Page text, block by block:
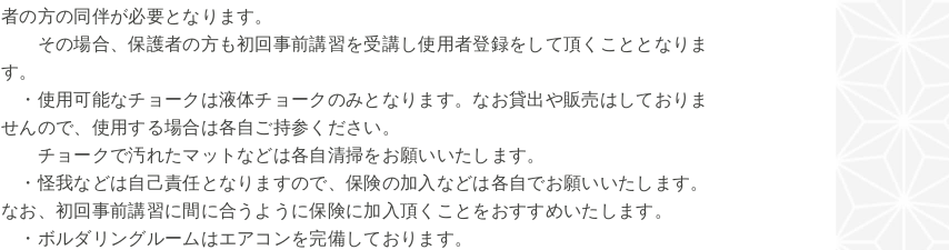
者の方の同伴が必要となります。
その場合、保護者の方も初回事前講習を受講し使用者登録をして頂くこととなりま
す。
・使用可能なチョークは液体チョークのみとなります。なお貸出や販売はしておりま
せんので、使用する場合は各自ご持参ください。
チョークで汚れたマットなどは各自清掃をお願いいたします。
・怪我などは自己責任となりますので、保険の加入などは各自でお願いいたします。
なお、初回事前講習に間に合うように保険に加入頂くことをおすすめいたします。
・ボルダリングルームはエアコンを完備しております。